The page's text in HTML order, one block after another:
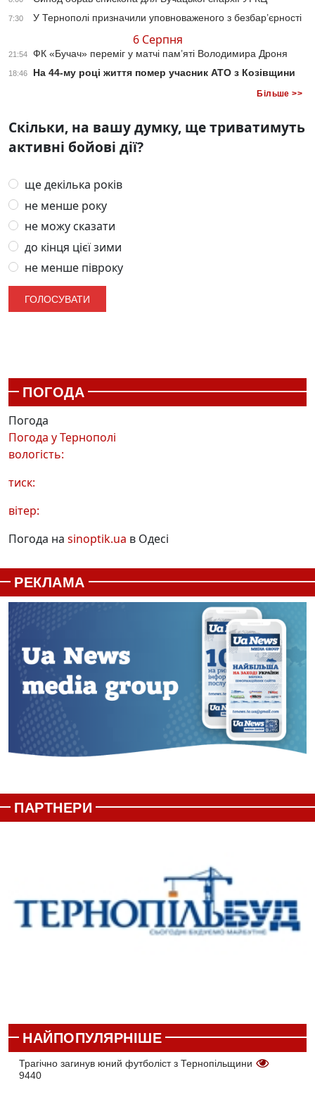
7:30 У Тернополі призначили уповноваженого з безбар’єрності
6 Серпня
21:54 ФК «Бучач» переміг у матчі пам’яті Володимира Дроня
18:46 На 44-му році життя помер учасник АТО з Козівщини
Більше >>
Скільки, на вашу думку, ще триватимуть
активні бойові дії?
ще декілька років
не менше року
не можу сказати
до кінця цієї зими
не менше півроку
ПОГОДА
Погода
Погода уТернополі
вологість:
тиск:
вітер:
Погода на sinoptik.ua в Одесі
РЕКЛАМА
ПАРТНЕРИ
НАЙПОПУЛЯРНІШЕ
Трагічно загинув юний футболіст з Тернопільщини
9440